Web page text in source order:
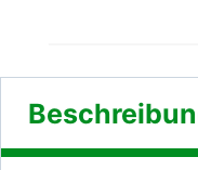
Menge